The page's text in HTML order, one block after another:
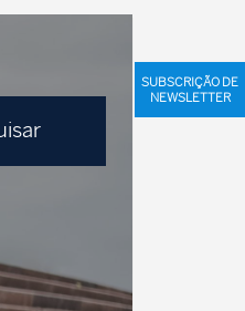
SUBSCRIÇÃO DE
NEWSLETTER